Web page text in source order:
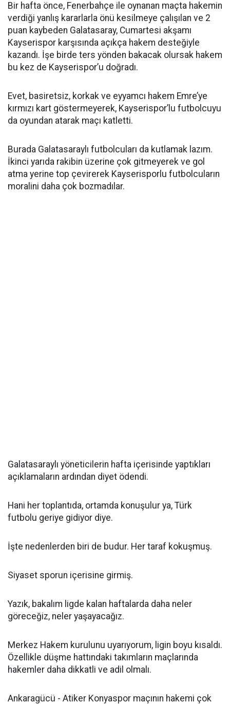
Bir hafta önce, Fenerbahçe ile oynanan maçta hakemin
verdiği yanlış kararlarla önü kesilmeye çalışılan ve 2
puan kaybeden Galatasaray, Cumartesi akşamı
Kayserispor karşısında açıkça hakem desteğiyle
kazandı. İşe birde ters yönden bakacak olursak hakem
bu kez de Kayserispor’u doğradı.
Evet, basiretsiz, korkak ve eyyamcı hakem Emre’ye
kırmızı kart göstermeyerek, Kayserispor’lu futbolcuyu
da oyundan atarak maçı katletti.
Burada Galatasaraylı futbolcuları da kutlamak lazım.
İkinci yarıda rakibin üzerine çok gitmeyerek ve gol
atma yerine top çevirerek Kayserisporlu futbolcuların
moralini daha çok bozmadılar.
Galatasaraylı yöneticilerin hafta içerisinde yaptıkları
açıklamaların ardından diyet ödendi.
Hani her toplantıda, ortamda konuşulur ya, Türk
futbolu geriye gidiyor diye.
İşte nedenlerden biri de budur. Her taraf kokuşmuş.
Siyaset sporun içerisine girmiş.
Yazık, bakalım ligde kalan haftalarda daha neler
göreceğiz, neler yaşayacağız.
Merkez Hakem kurulunu uyarıyorum, ligin boyu kısaldı.
Özellikle düşme hattındaki takımların maçlarında
hakemler daha dikkatli ve adil olmalı.
Ankaragücü - Atiker Konyaspor maçının hakemi çok